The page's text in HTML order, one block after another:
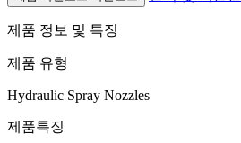
제품 정보 및 특징
제품 유형
Hydraulic Spray Nozzles
제품특징